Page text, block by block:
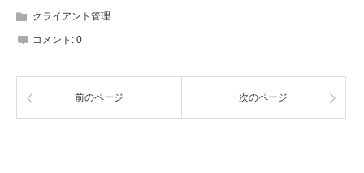
クライアント管理
コメント: 0
前のページ 次のページ